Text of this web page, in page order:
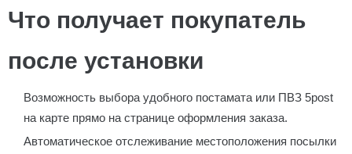
Что получает покупатель
после установки
Возможность выбора удобного постамата или ПВЗ 5post
на карте прямо на странице оформления заказа.
Автоматическое отслеживание местоположения посылки